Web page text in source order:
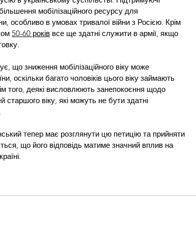
мобілізаційного ресурсу для
особливо в умовах тривалої війни з Росією. Крім
50-60 років все ще здатні служити в армії, якщо
що зниження мобілізаційного віку може
оскільки багато чоловіків цього віку займають
того, деякі висловлюють занепокоєння щодо
старшого віку, які можуть не бути здатні
тепер має розглянути цю петицію та прийняти
що його відповідь матиме значний вплив на